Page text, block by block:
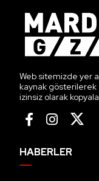
Web sitemizde yer
kaynak gösterilerek
izinsiz olarak
HABERLER